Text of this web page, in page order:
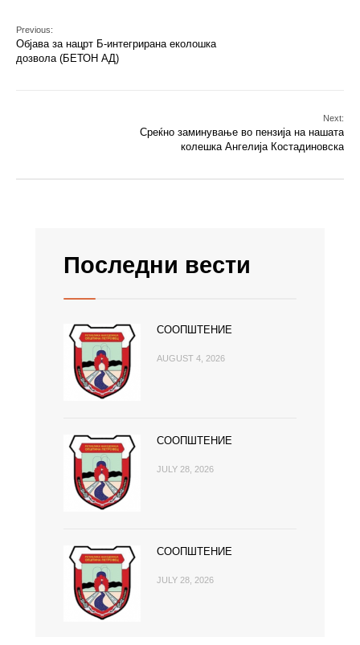
Previous:
Објава за нацрт Б-интегрирана еколошка
дозвола (БЕТОН АД)
Next:
Среќно заминување во пензија на нашата
колешка Ангелија Костадиновска
Последни вести
СООПШТЕНИЕ
AUGUST 4, 2026
СООПШТЕНИЕ
JULY 28, 2026
СООПШТЕНИЕ
JULY 28, 2026